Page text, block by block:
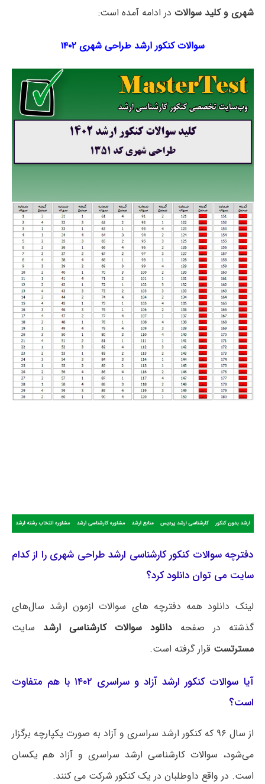
شهری و کلید سوالات در ادامه آمده است:
سوالات کنکور ارشد طراحی شهری ۱۴۰۲
دفترچه سوالات کنکور کارشناسی ارشد طراحی شهری را از کدام
سایت می توان دانلود کرد؟
لینک دانلود همه دفترچه های سوالات ازمون ارشد سال‌های
گذشته در صفحه
دانلود سوالات کارشناسی ارشد
سایت
مسترتست قرار گرفته است.
آیا سوالات کنکور ارشد آزاد و سراسری ۱۴۰۲ با هم متفاوت
است؟
از سال ۹۶ که کنکور ارشد سراسری و آزاد به صورت یکپارچه برگزار
می‌شود، سوالات کارشناسی ارشد سراسری و آزاد هم یکسان
است. در واقع داوطلبان در یک کنکور شرکت می کنند.